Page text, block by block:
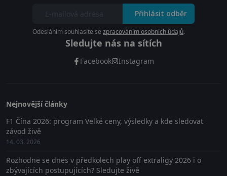
Přihlásit odběr
Odesláním souhlasíte se zpracováním osobních údajů.
Sledujte nás na sítích
Facebook Instagram
Nejnovější články
F1 Čína 2026: program Velké ceny, výsledky a kde sledovat
závod živě
14. 03. 2026
Rozhodne se dnes v předkolech play off extraligy 2026 i o
zbývajících postupujících? Sledujte živě